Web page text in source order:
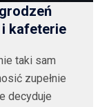
kafeterie
taki sam
zupełnie
decyduje